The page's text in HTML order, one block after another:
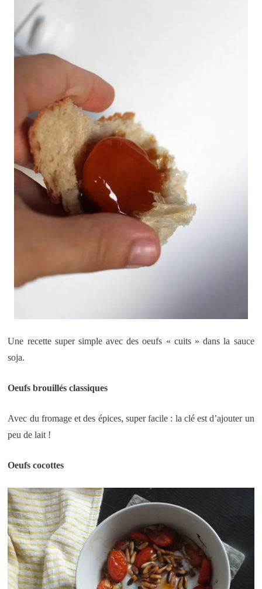
Une recette super simple avec des oeufs « cuits » dans la sauce
soja.
Oeufs brouillés classiques
Avec du fromage et des épices, super facile : la clé est d’ajouter un
peu de lait !
Oeufs cocottes